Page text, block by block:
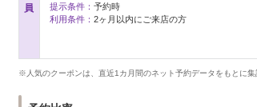
員
提示条件： 予約時
利用条件： 2ヶ月以内にご来店の方
※人気のクーポンは、直近1カ月間のネット予約データをもとに集